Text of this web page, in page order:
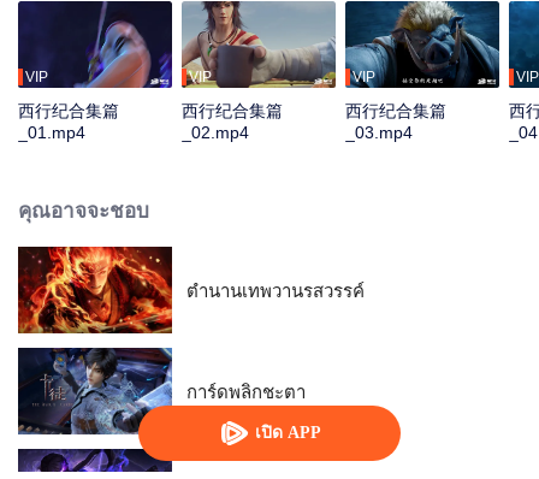
เปิด APP
VIP
西行纪合集篇
_01.mp4
VIP
西行纪合集篇
_02.mp4
VIP
西行纪合集篇
_03.mp4
VIP
西
คุณอาจจะชอบ
ตำนานเทพวานรสวรรค์
การ์ดพลิกชะตา